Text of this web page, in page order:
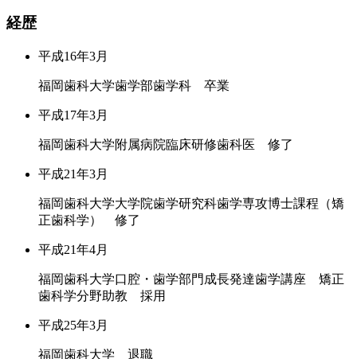
経歴
平成16年3月
福岡歯科大学歯学部歯学科 卒業
平成17年3月
福岡歯科大学附属病院臨床研修歯科医 修了
平成21年3月
福岡歯科大学大学院歯学研究科歯学専攻博士課程（矯
正歯科学） 修了
平成21年4月
福岡歯科大学口腔・歯学部門成長発達歯学講座 矯正
歯科学分野助教 採用
平成25年3月
福岡歯科大学 退職